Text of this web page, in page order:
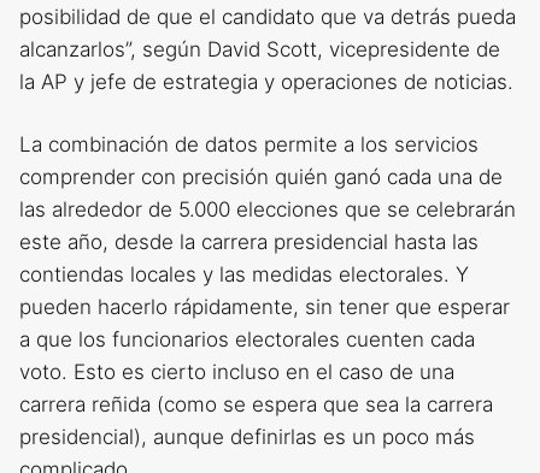
posibilidad de que el candidato que va detrás pueda
alcanzarlos”, según David Scott, vicepresidente de
la AP y jefe de estrategia y operaciones de noticias.
La combinación de datos permite a los servicios
comprender con precisión quién ganó cada una de
las alrededor de 5.000 elecciones que se celebrarán
este año, desde la carrera presidencial hasta las
contiendas locales y las medidas electorales. Y
pueden hacerlo rápidamente, sin tener que esperar
a que los funcionarios electorales cuenten cada
voto. Esto es cierto incluso en el caso de una
carrera reñida (como se espera que sea la carrera
presidencial), aunque definirlas es un poco más